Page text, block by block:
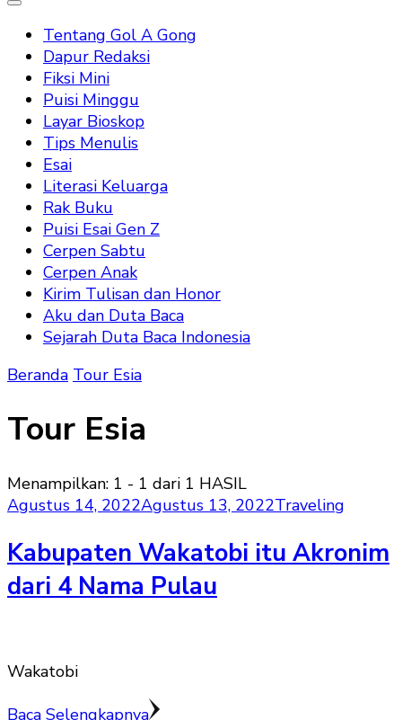
Tentang Gol A Gong
Dapur Redaksi
Fiksi Mini
Puisi Minggu
Layar Bioskop
Tips Menulis
Esai
Literasi Keluarga
Rak Buku
Puisi Esai Gen Z
Cerpen Sabtu
Cerpen Anak
Kirim Tulisan dan Honor
Aku dan Duta Baca
Sejarah Duta Baca Indonesia
Beranda Tour Esia
Tour Esia
Menampilkan: 1 - 1 dari 1 HASIL
Agustus 14, 2022Agustus 13, 2022Traveling
Kabupaten Wakatobi itu Akronim
dari 4 Nama Pulau
Wakatobi
Baca Selengkapnya